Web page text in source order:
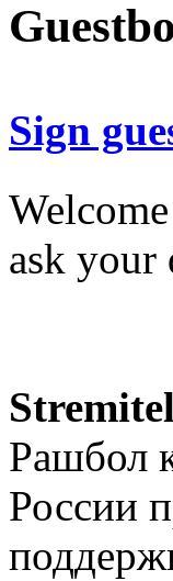
Sign
ask your
Рашбол
России